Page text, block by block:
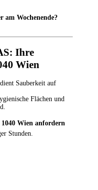
am Wochenende?
Ihre
Wien
Sauberkeit auf
Flächen und
Wien anfordern
Stunden.